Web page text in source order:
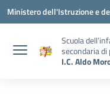
Vai ai contenuti
Vai al menu di navigazione
Vai al footer
Ministero dell'Istruzione e
Scuola
secondaria
I.C. Aldo